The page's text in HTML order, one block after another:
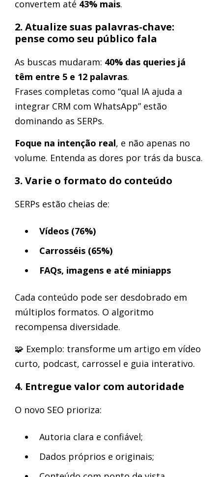
convertem até 43% mais.
2. Atualize suas palavras-chave:
pense como seu público fala
As buscas mudaram: 40% das queries já
têm entre 5 e 12 palavras.
Frases completas como “qual IA ajuda a
integrar CRM com WhatsApp” estão
dominando as SERPs.
Foque na intenção real, e não apenas no
volume. Entenda as dores por trás da busca.
3. Varie o formato do conteúdo
SERPs estão cheias de:
Vídeos (76%)
Carrosséis (65%)
FAQs, imagens e até miniapps
Cada conteúdo pode ser desdobrado em
múltiplos formatos. O algoritmo
recompensa diversidade.
🧩 Exemplo: transforme um artigo em vídeo
curto, podcast, carrossel e guia interativo.
4. Entregue valor com autoridade
O novo SEO prioriza:
Autoria clara e confiável;
Dados próprios e originais;